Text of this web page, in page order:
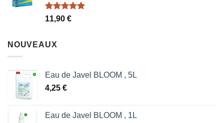
1,87 €.
Note5.00
11,90 €
NOUVEAUX
Eau de Javel BLOOM , 5L
4,25 €
Eau de Javel BLOOM , 1L